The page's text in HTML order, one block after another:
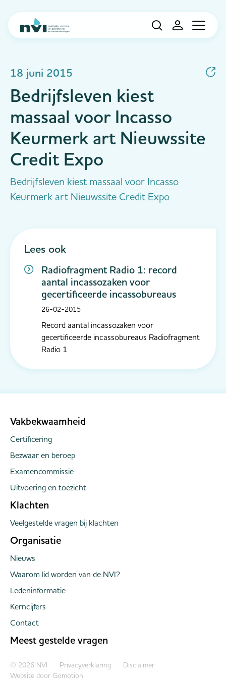
Navigation
18 juni 2015
Bedrijfsleven kiest
massaal voor Incasso
Keurmerk art Nieuwssite
Credit Expo
Bedrijfsleven kiest massaal voor Incasso
Keurmerk art Nieuwssite Credit Expo
Lees ook
Radiofragment Radio 1: record
aantal incassozaken voor
gecertificeerde incassobureaus
26-02-2015
Record aantal incassozaken voor
gecertificeerde incassobureaus Radiofragment
Radio 1
Vakbekwaamheid
Certificering
Bezwaar en beroep
Examencommissie
Uitvoering en toezicht
Klachten
Veelgestelde vragen bij klachten
Organisatie
Nieuws
Waarom lid worden van de NVI?
Ledeninformatie
Kerncijfers
Contact
Meest gestelde vragen
Copyright navigation
© 2026 NVI Privacyverklaring
Disclaimer
Website door Gomotion